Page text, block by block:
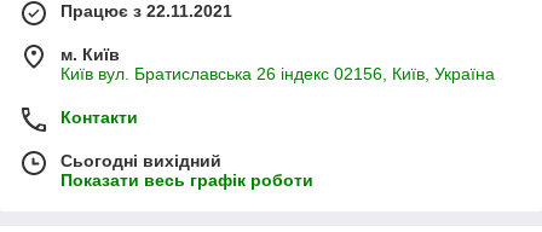
Працює з 22.11.2021
м. Київ
Київ вул. Братиславська 26 індекс 02156, Київ, Україна
Контакти
Сьогодні вихідний
Показати весь графік роботи